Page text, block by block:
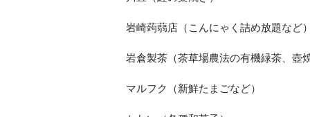
岩崎蒟蒻店（こんにゃく詰め放題など）
岩倉製茶（茶草場農法の有機緑茶、壺
マルフク（新鮮たまごなど）